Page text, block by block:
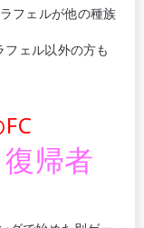
フェルが他の種族
ェル以外の方も
帰者